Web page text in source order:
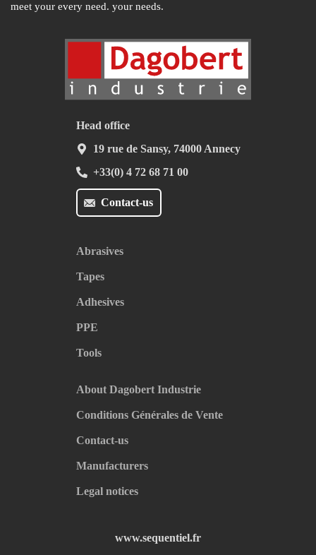
meet your every need. your needs.
Contact-us
Head office
19 rue de Sansy, 74000 Annecy
+33(0) 4 72 68 71 00
Abrasives
Tapes
Adhesives
PPE
Tools
About Dagobert Industrie
Conditions Générales de Vente
Contact-us
Manufacturers
Legal notices
www.sequentiel.fr